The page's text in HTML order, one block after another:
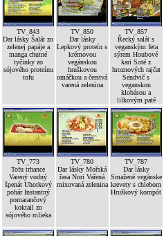
TV_843
Dar lásky Šalát zo
zelenej papáje a
manga chutné
tyčinky zo
sójového proteínu
tofu
TV_850
Dar lásky
Lepkový proteín s
krémovou
vegánskou
hruškovou
omáčkou a čerstvá
varená zelenina
TV_857
Řecký salát s
veganským feta
sýrem Houbové
kari Soté z
hroznových rajčat
Sendvič s
veganskou
klobásou a
lilkovým paté
TV_773
Tofu trhance
Varený vodný
špenát Uhorkový
pohár Instantný
pomarančový
koktail zo
sójového mlieka
TV_780
Dar lásky Mořská
řasa Nori Vařená
mixovaná zelenina
TV_787
Dar lásky
Smažené vegánske
krevety s chlebom
Hruškový kompót